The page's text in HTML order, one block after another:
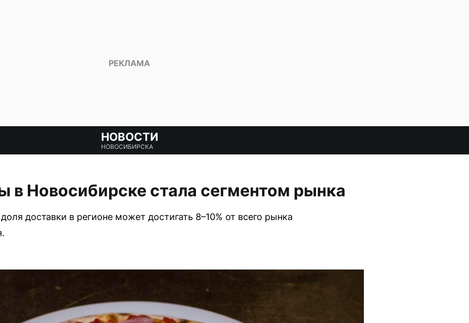
НОВОСТИ
НОВОСИБИРСКА
в Новосибирске стала сегментом рынка
доставки в регионе может достигать 8–10% от всего рынка